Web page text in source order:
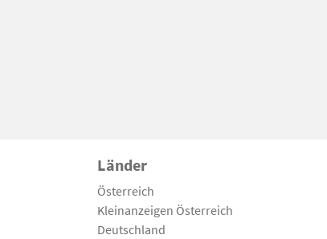
Länder
Österreich
Kleinanzeigen Österreich
Deutschland